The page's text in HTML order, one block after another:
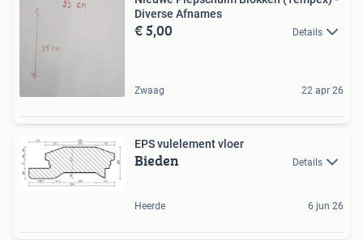
Diverse Afnames
€ 5,00 Details
Zwaag 22 apr 26
EPS vulelement vloer
Bieden Details
Heerde 6 jun 26